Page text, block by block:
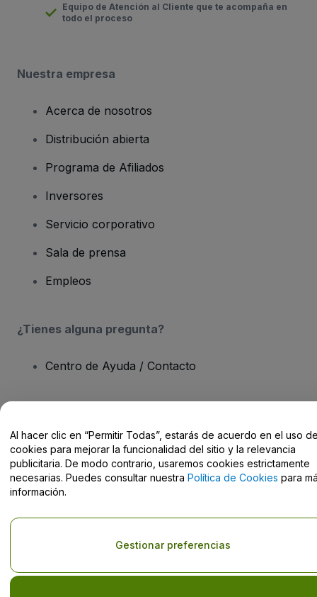
Equipo de Atención al Cliente que te acompaña en
todo el proceso
Nuestra empresa
Acerca de nosotros
Distribución abierta
Programa de Afiliados
Inversores
Servicio corporativo
Sala de prensa
Empleos
¿Tienes alguna pregunta?
Centro de Ayuda / Contacto
Derechos reservados © viagogo Entertainment Inc 2026 Datos de
la Empresa
El uso de este sitio web constituye la aceptación de losTérminos y
Condiciones, de laPolítica de Privacidad, de laPolítica de Cookies
y de laPolítica de Privacidad para Móviles
privacidad
Al hacer clic en “Permitir Todas”, estarás de acuerdo en el uso
cookies para mejorar la funcionalidad del sitio y la relevancia
publicitaria. De modo contrario, usaremos cookies estrictamente
necesarias. Puedes consultar nuestra Política de Cookies para
información.
Gestionar preferencias